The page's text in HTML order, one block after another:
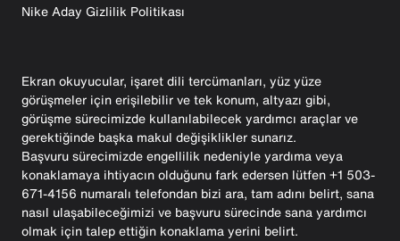
Nike Aday Gizlilik Politikası
Ekran okuyucular, işaret dili tercümanları, yüz yüze
görüşmeler için erişilebilir ve tek konum, altyazı gibi,
görüşme sürecimizde kullanılabilecek yardımcı araçlar ve
gerektiğinde başka makul değişiklikler sunarız.
Başvuru sürecimizde engellilik nedeniyle yardıma veya
konaklamaya ihtiyacın olduğunu fark edersen lütfen +1 503-
671-4156 numaralı telefondan bizi ara, tam adını belirt, sana
nasıl ulaşabileceğimizi ve başvuru sürecinde sana yardımcı
olmak için talep ettiğin konaklama yerini belirt.